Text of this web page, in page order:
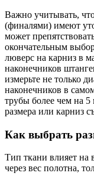
Важно учитывать,
(финалями) имеют
может
окончательным
люверс на карниз в
наконечников
измерьте не только
наконечников в
трубы более чем на 5
размера или карниз
Как выбрать
Тип ткани влияет на
через вес полотна,